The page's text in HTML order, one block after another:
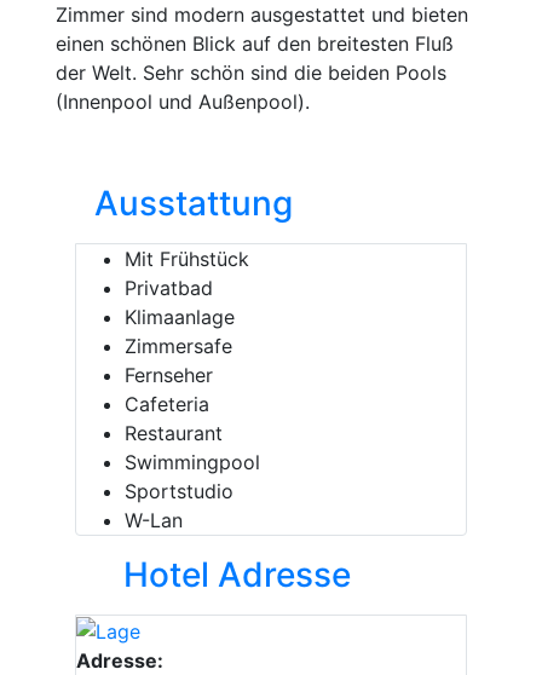
Zimmer sind modern ausgestattet und bieten
einen schönen Blick auf den breitesten Fluß
der Welt. Sehr schön sind die beiden Pools
(Innenpool und Außenpool).
Ausstattung
Mit Frühstück
Privatbad
Klimaanlage
Zimmersafe
Fernseher
Cafeteria
Restaurant
Swimmingpool
Sportstudio
W-Lan
Hotel Adresse
Adresse: